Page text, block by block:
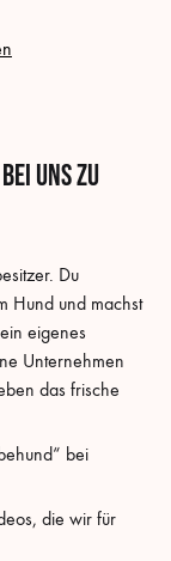
uns zu
Du
Hund und machst
eigenes
Unternehmen
das frische
bei
die wir für